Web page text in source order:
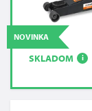
NOVINKA
SKLADOM i